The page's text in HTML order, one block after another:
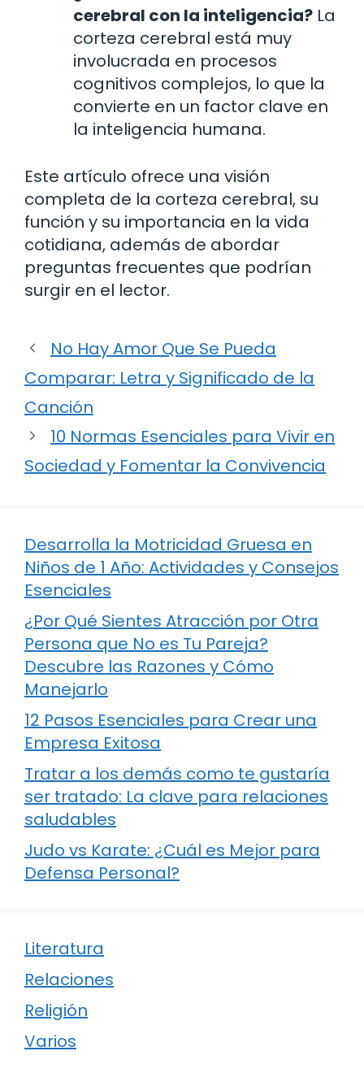
cerebral con la inteligencia? La
corteza cerebral está muy
involucrada en procesos
cognitivos complejos, lo que la
convierte en un factor clave en
la inteligencia humana.
Este artículo ofrece una visión
completa de la corteza cerebral, su
función y su importancia en la vida
cotidiana, además de abordar
preguntas frecuentes que podrían
surgir en el lector.
No Hay Amor Que Se Pueda
Comparar: Letra y Significado de la
Canción
10 Normas Esenciales para Vivir en
Sociedad y Fomentar la Convivencia
Desarrolla la Motricidad Gruesa en
Niños de 1 Año: Actividades y Consejos
Esenciales
¿Por Qué Sientes Atracción por Otra
Persona que No es Tu Pareja?
Descubre las Razones y Cómo
Manejarlo
12 Pasos Esenciales para Crear una
Empresa Exitosa
Tratar a los demás como te gustaría
ser tratado: La clave para relaciones
saludables
Judo vs Karate: ¿Cuál es Mejor para
Defensa Personal?
Literatura
Relaciones
Religión
Varios